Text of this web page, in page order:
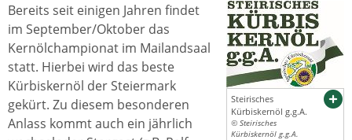
Steirisches
Kürbiskernöl g.g.A.
© Steirisches
Kürbiskernöl g.g.A.
Bereits seit einigen Jahren findet
im September/Oktober das
Kernölchampionat im Mailandsaal
statt. Hierbei wird das beste
Kürbiskernöl der Steiermark
gekürt. Zu diesem besonderen
Anlass kommt auch ein jährlich